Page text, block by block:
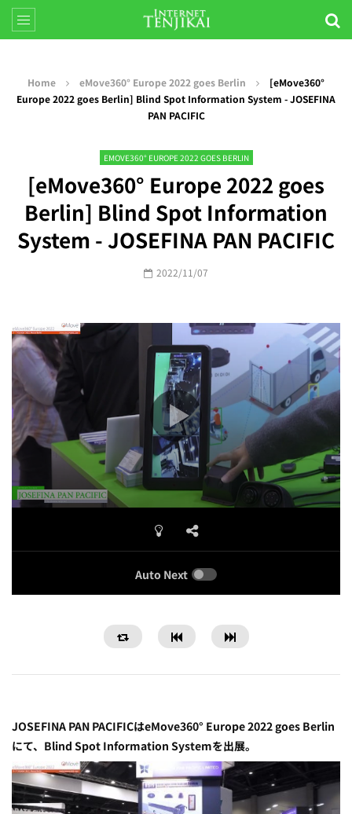
Home eMove360° Europe 2022 goes Berlin
[eMove360°
Europe 2022 goes Berlin] Blind Spot Information System - JOSEFINA
PAN PACIFIC
EMOVE360° EUROPE 2022 GOES BERLIN
[eMove360° Europe 2022 goes
Berlin] Blind Spot Information
System - JOSEFINA PAN PACIFIC
2022/11/07
Auto Next
JOSEFINA PAN PACIFICはeMove360° Europe 2022 goes Berlin
にて、Blind Spot Information Systemを出展。